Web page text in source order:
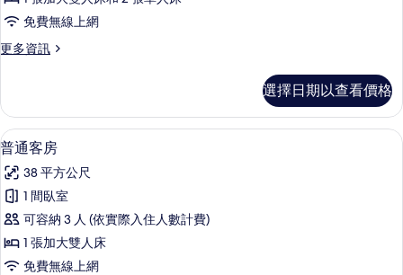
房
所
相
片
免費無線上網
更多資訊
更
房
的
詳
情
選擇日期以查看價格
顯
示
普
通
客
房
普通客房 | 客房內保險箱、書桌、隔
6
普通客房
38 平方公尺
1 間臥室
可容納 3 人 (依實際入住人數計費)
1 張加大雙人床
免費無線上網